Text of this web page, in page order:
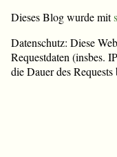
Dieses Blog wurde mit
Datenschutz: Diese
Requestdaten (insbes.
die Dauer des Requests